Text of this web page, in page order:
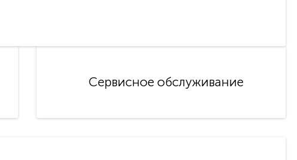
Сервисное обслуживание